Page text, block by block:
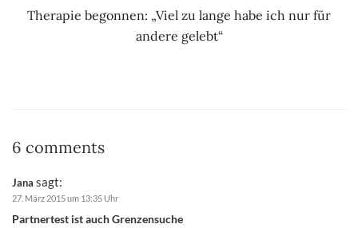
Therapie begonnen: „Viel zu lange habe ich nur für
andere gelebt“
6 comments
Jana sagt:
27. März 2015 um 13:35 Uhr
Partnertest ist auch Grenzensuche